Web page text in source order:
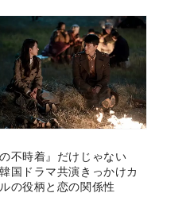
の不時着』だけじゃない
国ドラマ共演きっかけカ
の役柄と恋の関係性